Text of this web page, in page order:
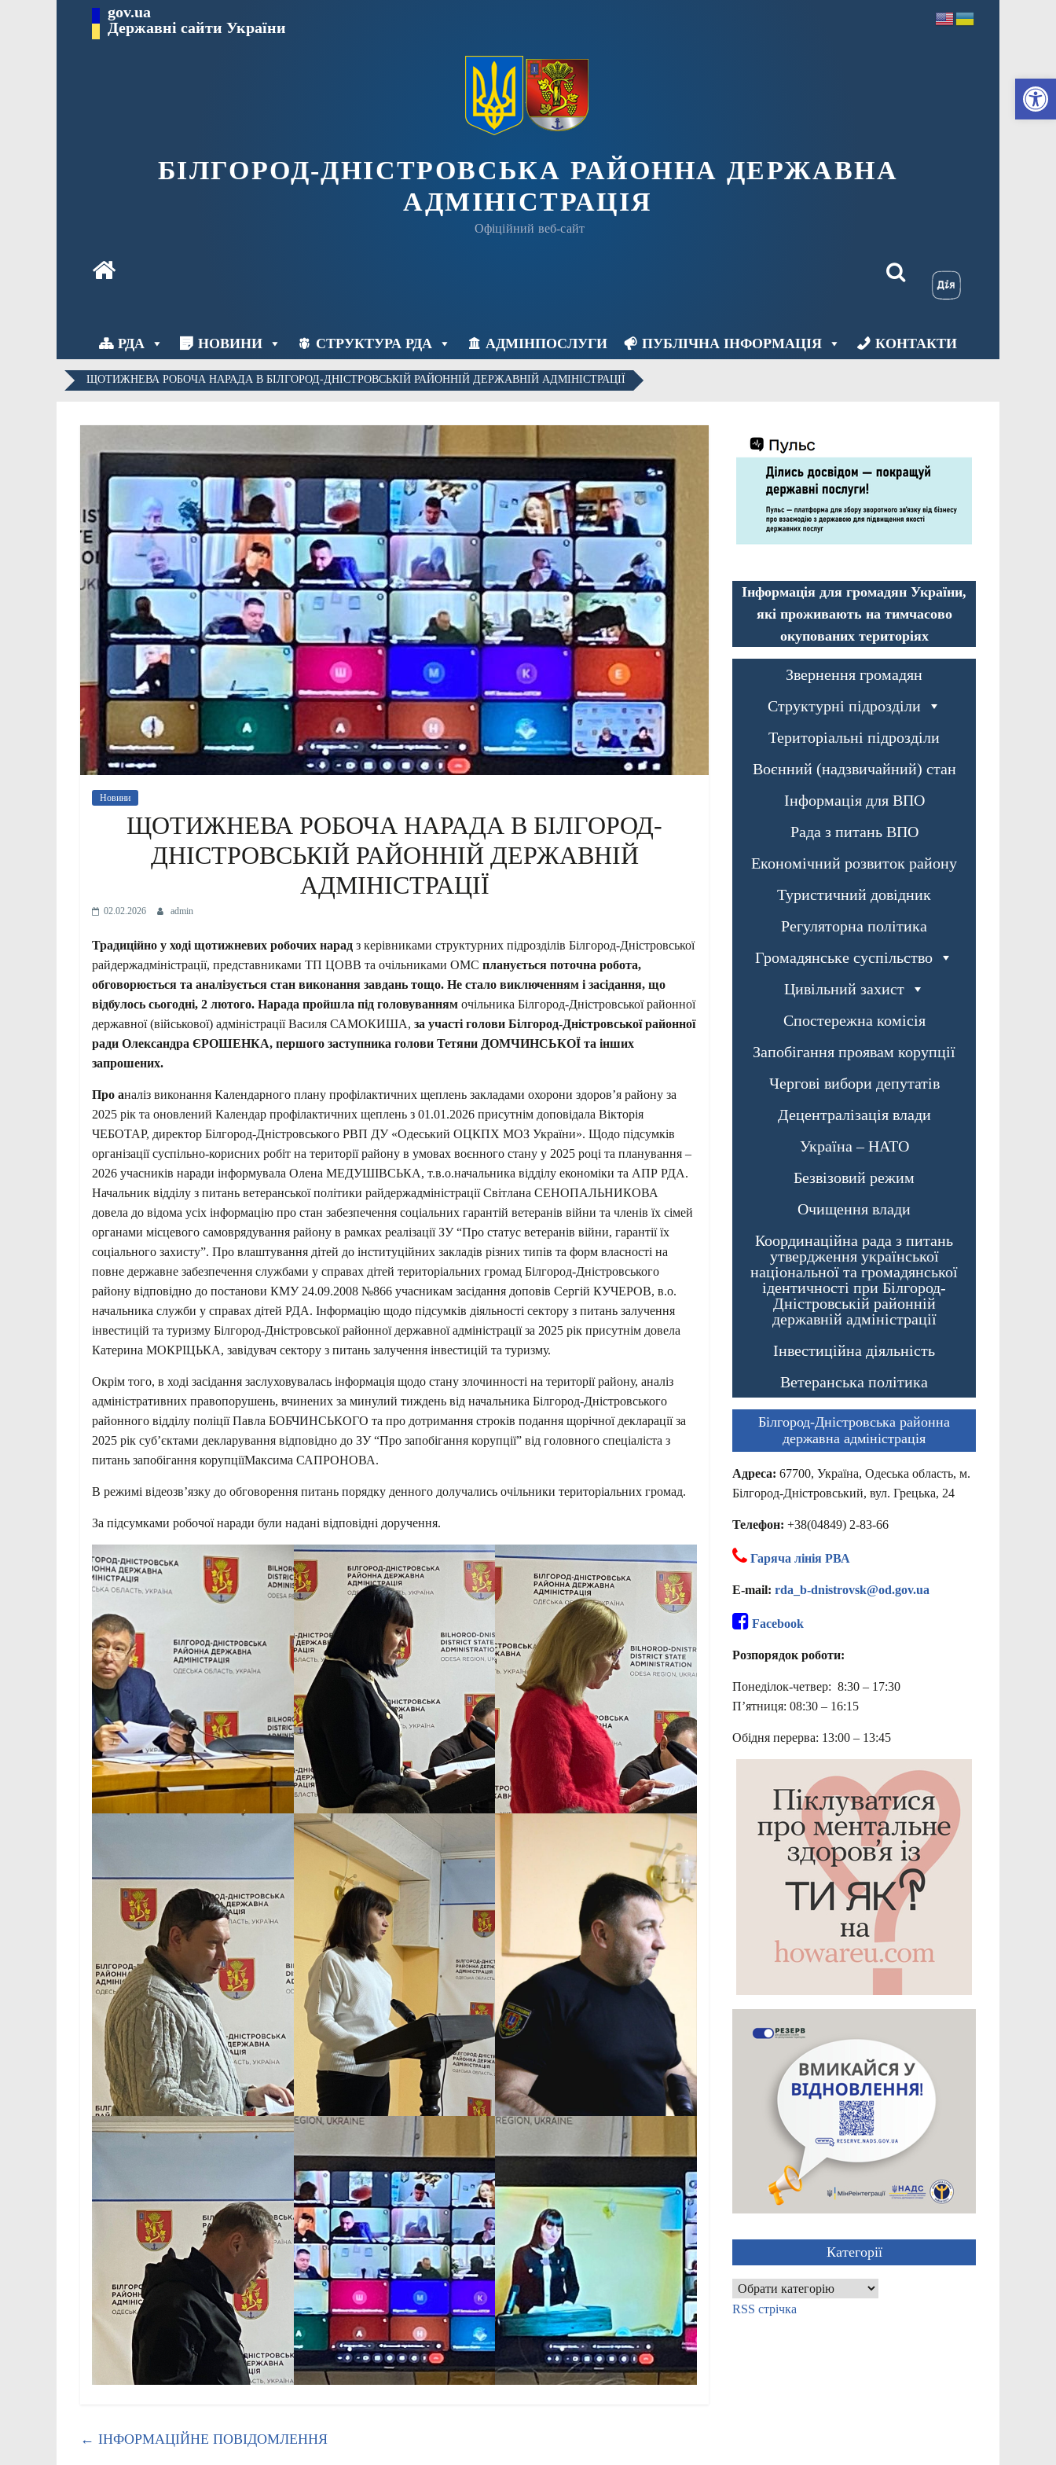
gov.ua
Державні сайти України
БІЛГОРОД-ДНІСТРОВСЬКА РАЙОННА ДЕРЖАВНА
АДМІНІСТРАЦІЯ
Офіційний веб-сайт
РДА НОВИНИ СТРУКТУРА РДА АДМІНПОСЛУГИ ПУБЛІЧНА ІНФОРМАЦІЯ КОНТАКТИ
ЩОТИЖНЕВА РОБОЧА НАРАДА В БІЛГОРОД-ДНІСТРОВСЬКІЙ РАЙОННІЙ ДЕРЖАВНІЙ АДМІНІСТРАЦІЇ
Новини
ЩОТИЖНЕВА РОБОЧА НАРАДА В БІЛГОРОД-
ДНІСТРОВСЬКІЙ РАЙОННІЙ ДЕРЖАВНІЙ
АДМІНІСТРАЦІЇ
02.02.2026 admin
Традиційно у ході щотижневих робочих нарад з керівниками структурних підрозділів Білгород-Дністровської
райдержадміністрації, представниками ТП ЦОВВ та очільниками ОМС планується поточна робота,
обговорюється та аналізується стан виконання завдань тощо. Не стало виключенням і засідання, що
відбулось сьогодні, 2 лютого. Нарада пройшла під головуванням очільника Білгород-Дністровської районної
державної (військової) адміністрації Василя САМОКИША, за участі голови Білгород-Дністровської районної
ради Олександра ЄРОШЕНКА, першого заступника голови Тетяни ДОМЧИНСЬКОЇ та інших
запрошених.
Про аналіз виконання Календарного плану профілактичних щеплень закладами охорони здоров’я району за
2025 рік та оновлений Календар профілактичних щеплень з 01.01.2026 присутнім доповідала Вікторія
ЧЕБОТАР, директор Білгород-Дністровського РВП ДУ «Одеський ОЦКПХ МОЗ України». Щодо підсумків
організації суспільно-корисних робіт на території району в умовах воєнного стану у 2025 році та планування –
2026 учасників наради інформувала Олена МЕДУШІВСЬКА, т.в.о.начальника відділу економіки та АПР РДА.
Начальник відділу з питань ветеранської політики райдержадміністрації Світлана СЕНОПАЛЬНИКОВА
довела до відома усіх інформацію про стан забезпечення соціальних гарантій ветеранів війни та членів їх сімей
органами місцевого самоврядування району в рамках реалізації ЗУ “Про статус ветеранів війни, гарантії їх
соціального захисту”. Про влаштування дітей до інституційних закладів різних типів та форм власності на
повне державне забезпечення службами у справах дітей територіальних громад Білгород-Дністровського
району відповідно до постанови КМУ 24.09.2008 №866 учасникам засідання доповів Сергій КУЧЕРОВ, в.о.
начальника служби у справах дітей РДА. Інформацію щодо підсумків діяльності сектору з питань залучення
інвестицій та туризму Білгород-Дністровської районної державної адміністрації за 2025 рік присутнім довела
Катерина МОКРІЦЬКА, завідувач сектору з питань залучення інвестицій та туризму.
Окрім того, в ході засідання заслуховувалась інформація щодо стану злочинності на території району, аналіз
адміністративних правопорушень, вчинених за минулий тиждень від начальника Білгород-Дністровського
районного відділу поліції Павла БОБЧИНСЬКОГО та про дотримання строків подання щорічної декларації за
2025 рік суб’єктами декларування відповідно до ЗУ “Про запобігання корупції” від головного спеціаліста з
питань запобігання корупціїМаксима САПРОНОВА.
В режимі відеозв’язку до обговорення питань порядку денного долучались очільники територіальних громад.
За підсумками робочої наради були надані відповідні доручення.
← ІНФОРМАЦІЙНЕ ПОВІДОМЛЕННЯ
Інформація для громадян України,
які проживають на тимчасово
окупованих територіях
Звернення громадян
Структурні підрозділи
Територіальні підрозділи
Воєнний (надзвичайний) стан
Інформація для ВПО
Рада з питань ВПО
Економічний розвиток району
Туристичний довідник
Регуляторна політика
Громадянське суспільство
Цивільний захист
Спостережна комісія
Запобігання проявам корупції
Чергові вибори депутатів
Децентралізація влади
Україна – НАТО
Безвізовий режим
Очищення влади
Координаційна рада з питань
утвердження української
національної та громадянської
ідентичності при Білгород-
Дністровській районній
державній адміністрації
Інвестиційна діяльність
Ветеранська політика
Білгород-Дністровська районна
державна адміністрація
Адреса: 67700, Україна, Одеська область, м.
Білгород-Дністровський, вул. Грецька, 24
Телефон: +38(04849) 2-83-66
Гаряча лінія РВА
E-mail: rda_b-dnistrovsk@od.gov.ua
Facebook
Розпорядок роботи:
Понеділок-четвер: 8:30 – 17:30
П’ятниця: 08:30 – 16:15
Обідня перерва: 13:00 – 13:45
Категорії
Категорії
RSS стрічка